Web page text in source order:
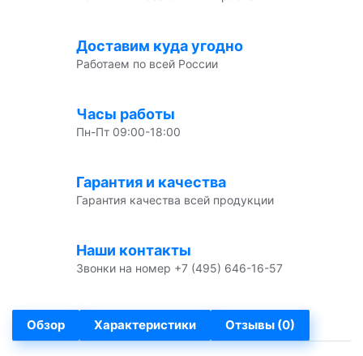
Доставим куда угодно
Работаем по всей России
Часы работы
Пн-Пт 09:00-18:00
Гарантия и качества
Гарантия качества всей продукции
Наши контакты
Звонки на номер +7 (495) 646-16-57
Обзор Характеристики Отзывы (0)